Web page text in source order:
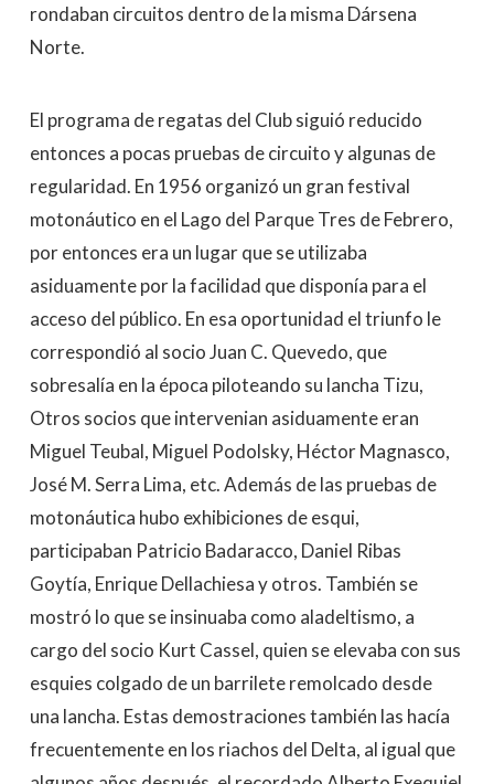
rondaban circuitos dentro de la misma Dársena
Norte.
El programa de regatas del Club siguió reducido
entonces a pocas pruebas de circuito y algunas de
regularidad. En 1956 organizó un gran festival
motonáutico en el Lago del Parque Tres de Febrero,
por entonces era un lugar que se utilizaba
asiduamente por la facilidad que disponía para el
acceso del público. En esa oportunidad el triunfo le
correspondió al socio Juan C. Quevedo, que
sobresalía en la época piloteando su lancha Tizu,
Otros socios que intervenian asiduamente eran
Miguel Teubal, Miguel Podolsky, Héctor Magnasco,
José M. Serra Lima, etc. Además de las pruebas de
motonáutica hubo exhibiciones de esqui,
participaban Patricio Badaracco, Daniel Ribas
Goytía, Enrique Dellachiesa y otros. También se
mostró lo que se insinuaba como aladeltismo, a
cargo del socio Kurt Cassel, quien se elevaba con sus
esquies colgado de un barrilete remolcado desde
una lancha. Estas demostraciones también las hacía
frecuentemente en los riachos del Delta, al igual que